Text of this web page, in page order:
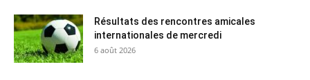
Résultats des rencontres amicales
internationales de mercredi
6 août 2026